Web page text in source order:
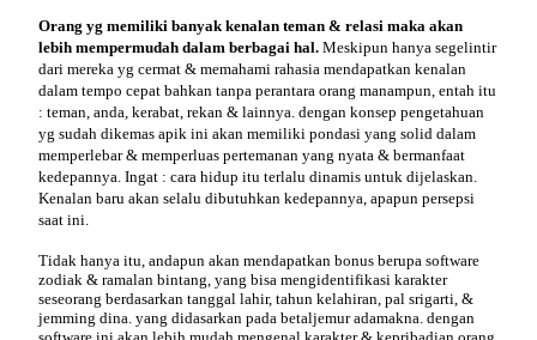
Orang yg memiliki banyak kenalan teman & relasi maka akan
lebih mempermudah dalam berbagai hal. Meskipun hanya segelintir
dari mereka yg cermat & memahami rahasia mendapatkan kenalan
dalam tempo cepat bahkan tanpa perantara orang manampun, entah itu
: teman, anda, kerabat, rekan & lainnya. dengan konsep pengetahuan
yg sudah dikemas apik ini akan memiliki pondasi yang solid dalam
memperlebar & memperluas pertemanan yang nyata & bermanfaat
kedepannya. Ingat : cara hidup itu terlalu dinamis untuk dijelaskan.
Kenalan baru akan selalu dibutuhkan kedepannya, apapun persepsi
saat ini.
Tidak hanya itu, andapun akan mendapatkan bonus berupa software
zodiak & ramalan bintang, yang bisa mengidentifikasi karakter
seseorang berdasarkan tanggal lahir, tahun kelahiran, pal srigarti, &
jemming dina. yang didasarkan pada betaljemur adamakna. dengan